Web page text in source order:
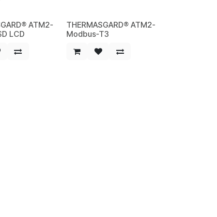
ATM2-
LCD
NEW
THERMASGARD® ATM2-
Modbus-T3